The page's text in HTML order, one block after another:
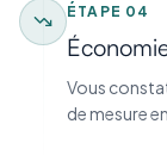
ÉTAPE 04
Vous
de mesure